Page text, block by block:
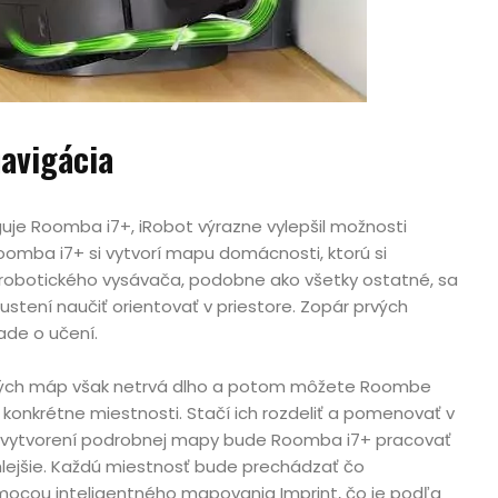
Roomba i7+, iRobot výrazne vylepšil možnosti
i7+ si vytvorí mapu domácnosti, ktorú si
vysávača, podobne ako všetky ostatné, sa
naučiť orientovať v priestore. Zopár prvých
o učení.
máp však netrvá dlho a potom môžete Roombe
miestnosti. Stačí ich rozdeliť a pomenovať v
podrobnej mapy bude Roomba i7+ pracovať
Každú miestnosť bude prechádzať čo
inteligentného mapovania Imprint, čo je podľa